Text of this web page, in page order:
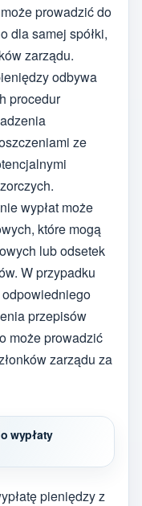
prowadzić do
dla samej spółki,
zarządu.
odbywa
procedur
ze
wypłat może
które mogą
lub odsetek
W przypadku
przepisów
może prowadzić
zarządu za
wypłaty
pieniędzy z